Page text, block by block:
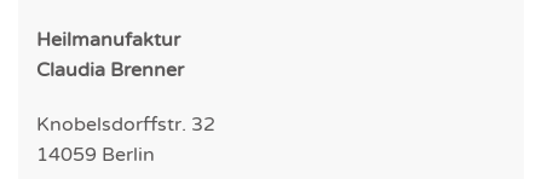
Heilmanufaktur
Claudia Brenner
Knobelsdorffstr. 32
14059 Berlin